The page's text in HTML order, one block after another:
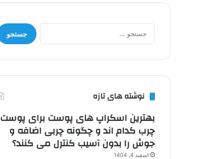
جستجو
برای:
نوشته های تازه
بهترین اسکراپ های پوست برای پوست
چرب کدام اند و چگونه چربی اضافه و
جوش را بدون آسیب کنترل می کنند؟
اسفند 4, 1404